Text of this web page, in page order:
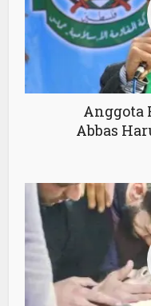
Anggota
Abbas